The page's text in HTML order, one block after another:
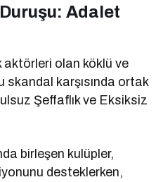
Adalet
aktörleri olan köklü ve
skandal karşısında ortak
Şeffaflık ve Eksiksiz
birleşen kulüpler,
desteklerken,